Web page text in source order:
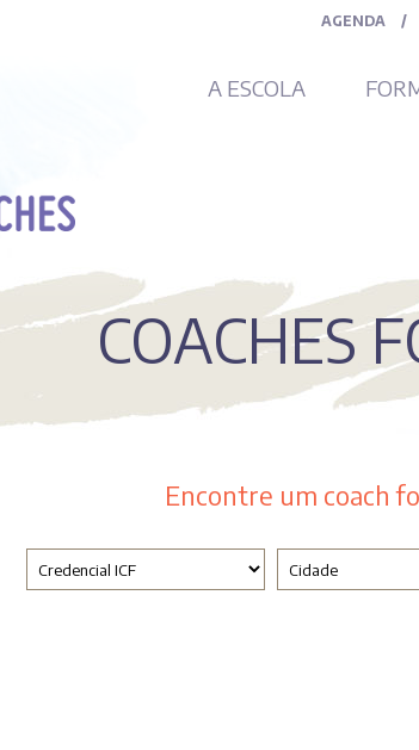
AGENDA /
A ESCOLA
COACHES
Encontre um coach